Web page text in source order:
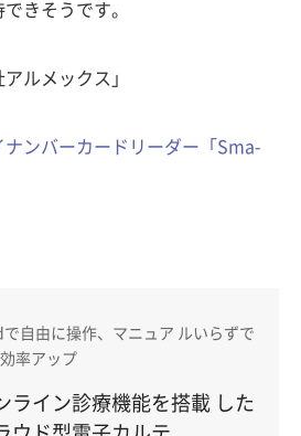
きそうです。
ルメックス」
ナンバーカードリーダー「Sma-
自由に操作、マニュア ルいらずで
率アップ
ライン診療機能を搭載 した